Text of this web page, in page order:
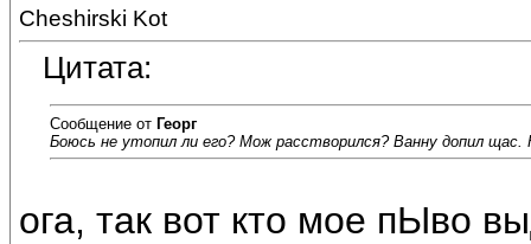
Cheshirski Kot
Цитата:
Сообщение от Георг
Боюсь не утопил ли его? Мож расстворился? Ванну допил щас.
ога, так вот кто мое пЫво